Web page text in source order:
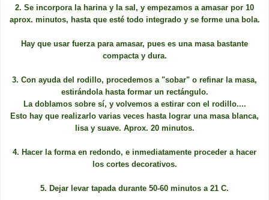
2. Se incorpora la harina y la sal, y empezamos a amasar por 10
aprox. minutos, hasta que esté todo integrado y se forme una bola.
Hay que usar fuerza para amasar, pues es una masa bastante
compacta y dura.
3. Con ayuda del rodillo, procedemos a "sobar" o refinar la masa,
estirándola hasta formar un rectángulo.
La doblamos sobre sí, y volvemos a estirar con el rodillo....
Esto hay que realizarlo varias veces hasta lograr una masa blanca,
lisa y suave. Aprox. 20 minutos.
4. Hacer la forma en redondo, e inmediatamente proceder a hacer
los cortes decorativos.
5. Dejar levar tapada durante 50-60 minutos a 21 C.